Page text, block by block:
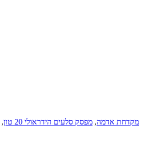
מקדחת אדמה, מפסק סלעים הידראולי 20 טון ,